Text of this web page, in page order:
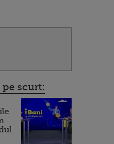
scurt: